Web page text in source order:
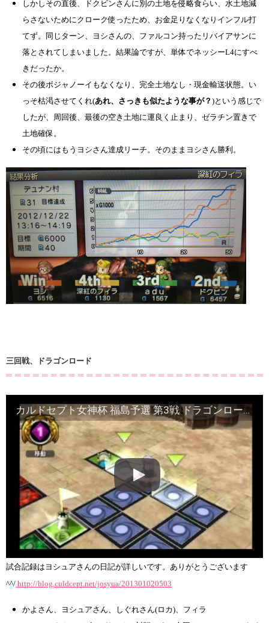
しかしその直後、ドクビンさんに別の土地を侵略食らい、水土地減
らさないためにクローク使ったため、お金足りなくなりインフル打
てず。同じターン、ヨシさんの、ファルコン持ったリバイアサンに
落とされてしまいました。結果論ですが、単体でネッシーL4にすべ
きだったか。
その後ボジャノーイもなくなり、完全土地なし・現金輸送状態。い
っそ枯渇させてくれ(あれ、さっきも似たような事が？)という感じで
したが、周回後、最後の空き土地に運良く止まり、ゼラチン置きで
土地確保。
その頃にはもうヨシさん達成リーチ。そのままヨシさん勝利。
三回戦、ドラゴンロード
カルドセプト女神杯 福島予選 第3戦 ドラゴンロード 4卓(音なし)
試合記録はヨシュアさんの日記が詳しいです。ありがとうございます
^^/ http://blog.culdcept.net/josyua/201301020503
かよさん、ヨシュアさん、しぐれさん(ロカ)、フィラ